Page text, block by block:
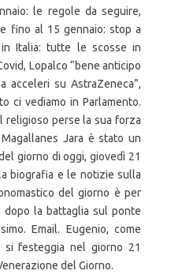
le regole da seguire,
fino al 15 gennaio: stop a
in Italia: tutte le scosse in
Lopalco “bene anticipo
acceleri su AstraZeneca”,
ci vediamo in Parlamento.
religioso perse la sua forza
Jara è stato un
giorno di oggi, giovedì 21
biografia e le notizie sulla
del giorno è per
dopo la battaglia sul ponte
Email. Eugenio, come
si festeggia nel giorno 21
del Giorno.